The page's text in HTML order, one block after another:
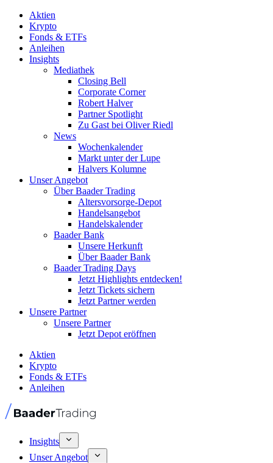
Aktien
Krypto
Fonds & ETFs
Anleihen
Insights
Mediathek
Closing Bell
Corporate Corner
Robert Halver
Partner Spotlight
Zu Gast bei Oliver Riedl
News
Wochenkalender
Markt unter der Lupe
Halvers Kolumne
Unser Angebot
Über Baader Trading
Altersvorsorge-Depot
Handelsangebot
Handelskalender
Baader Bank
Unsere Herkunft
Über Baader Bank
Baader Trading Days
Jetzt Highlights entdecken!
Jetzt Tickets sichern
Jetzt Partner werden
Unsere Partner
Unsere Partner
Jetzt Depot eröffnen
Aktien
Krypto
Fonds & ETFs
Anleihen
Insights
Unser Angebot